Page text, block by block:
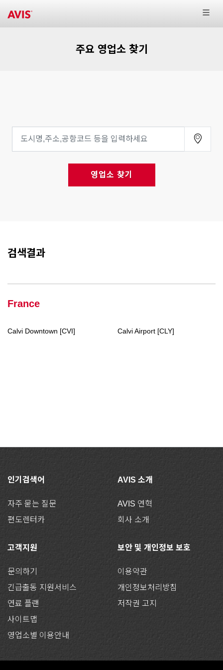
주요 영업소 찾기
영업소 찾기
검색결과
France
Calvi Downtown [CVI] Calvi Airport [CLY]
인기검색어
자주 묻는 질문
편도렌터카
AVIS 소개
AVIS 연혁
회사 소개
고객지원
문의하기
긴급출동 지원서비스
연료 플랜
사이트맵
영업소별 이용안내
보안 및 개인정보 보호
이용약관
개인정보처리방침
저작권 고지